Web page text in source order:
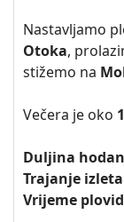
Nastavljamo
Otoka,
stižemo na
Večera je oko
Duljina
Trajanje izleta
Vrijeme